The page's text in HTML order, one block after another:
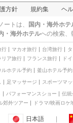
方針 規約集 ヘ
トは、
国内・海外ホ
・海外ホテルへの検索、
行 マカオ旅行 台湾旅行
リア旅行 フランス旅行 ド
ルホテル予約 釜山ホテル予約
足マッサージ スポーツマ
パフォーマンスショー
伝統
郊外ツアー ドラマ/映画ロケ
日本語